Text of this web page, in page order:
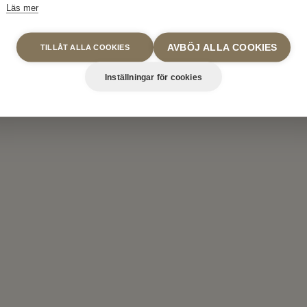
är fortfarande vi med samma
samma varma välkomnande och
på Rådmansgatan 69.
Läs mer
TILLÅT ALLA COOKIES AVBÖJ ALLA COOKIES
Inställningar för cookies